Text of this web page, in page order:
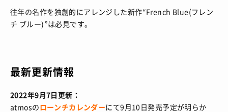
往年の名作を独創的にアレンジした新作“French Blue(フレン
チ ブルー)”は必見です。
最新更新情報
2022年9月7日更新：
atmosのローンチカレンダーにて9月10日発売予定が明らか